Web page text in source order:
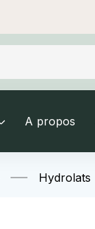
A propos
Hydrolats